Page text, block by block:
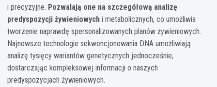
i precyzyjne. Pozwalają one na szczegółową analizę
predyspozycji żywieniowych i metabolicznych, co umożliwia
tworzenie naprawdę spersonalizowanych planów żywieniowych.
Najnowsze technologie sekwencjonowania DNA umożliwiają
analizę tysięcy wariantów genetycznych jednocześnie,
dostarczając kompleksowej informacji o naszych
predyspozycjach żywieniowych.